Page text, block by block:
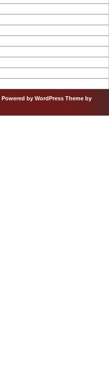
Powered by WordPress Theme by